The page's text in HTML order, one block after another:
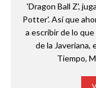
'Dragon Ball Z',
Potter'. Así que
a escribir de lo
de la Javeriana,
Tiempo,